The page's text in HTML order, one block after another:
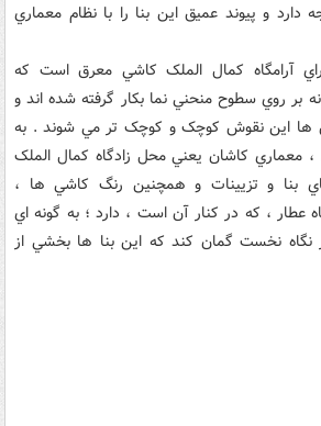
و پيوند عميق اين بنا را با نظام معماري
آرامگاه کمال الملک کاشي معرق است که
بر روي سطوح منحني نما بکار گرفته شده‌ اند و
اين نقوش کوچک و کوچک ‌تر مي ‌شوند . به
معماري کاشان يعني محل زادگاه کمال الملک
بنا و تزيينات و همچنين رنگ کاشي ها ،
عطار ، که در کنار آن است ، دارد ؛ به گونه ‌اي
نگاه نخست گمان کند که اين بنا ها بخشي از